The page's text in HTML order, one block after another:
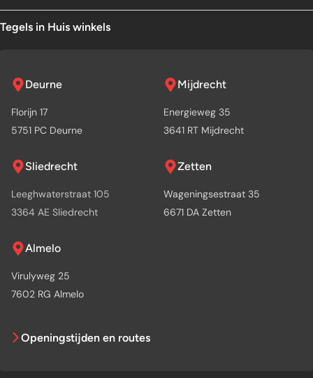
Tegels in Huis winkels
Deurne
Florijn 17
5751 PC Deurne
Mijdrecht
Energieweg 35
3641 RT Mijdrecht
Sliedrecht
Leeghwaterstraat 105
3364 AE Sliedrecht
Zetten
Wageningsestraat 35
6671 DA Zetten
Almelo
Virulyweg 25
7602 RG Almelo
Openingstijden en routes